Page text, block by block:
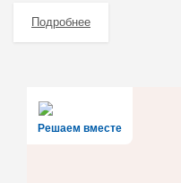
Подробнее
Решаем вместе